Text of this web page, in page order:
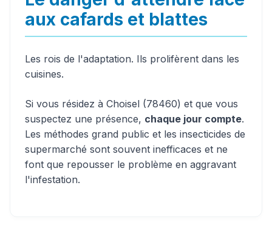
aux cafards et blattes
Les rois de l'adaptation. Ils prolifèrent dans les
cuisines.
Si vous résidez à Choisel (78460) et que vous
suspectez une présence, chaque jour compte.
Les méthodes grand public et les insecticides de
supermarché sont souvent inefficaces et ne
font que repousser le problème en aggravant
l'infestation.